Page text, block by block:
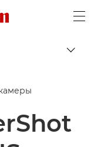
Canon Logo, back